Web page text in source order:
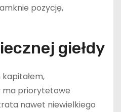
pozycję,
giełdy
ma priorytetowe
nawet niewielkiego